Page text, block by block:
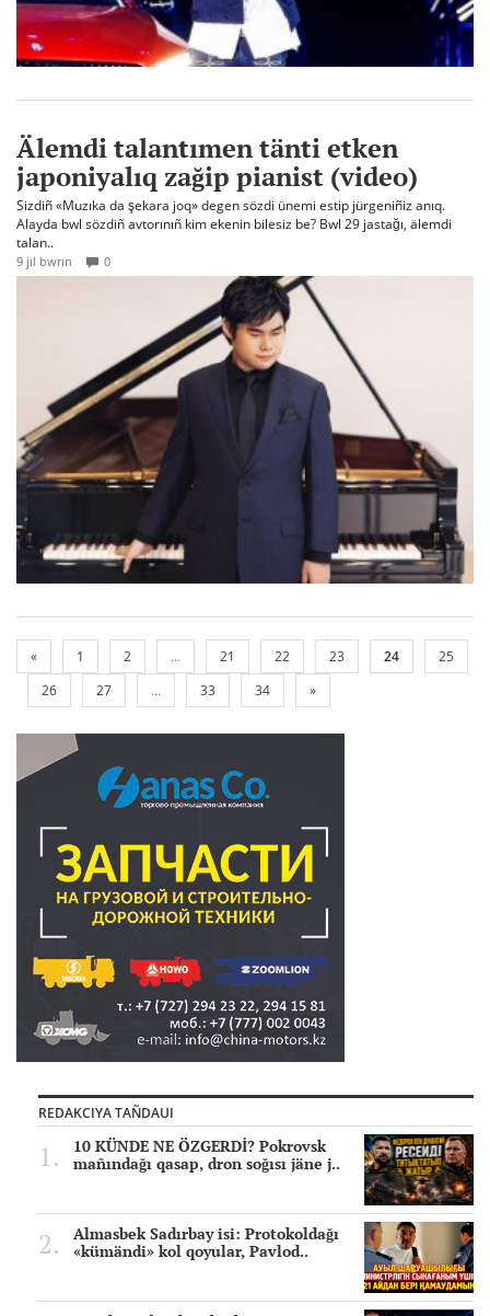
Älemdi talantımen tänti etken
japoniyalıq zağip pianist (video)
Sizdiñ «Muzıka da şekara joq» degen sözdi ünemi estip jürgeniñiz anıq.
Alayda bwl sözdiñ avtorınıñ kim ekenin bilesiz be? Bwl 29 jastağı, älemdi
talan..
9 jıl bwrın 0
« 1 2 ... 21 22 23 24
25
26
27 ... 33 34 »
REDAKCIYA TAÑDAUI
10 KÜNDE NE ÖZGERDİ? Pokrovsk
mañındağı qasap, dron soğısı jäne j..
Almasbek Sadırbay isi: Protokoldağı
«kümändi» kol qoyular, Pavlod..